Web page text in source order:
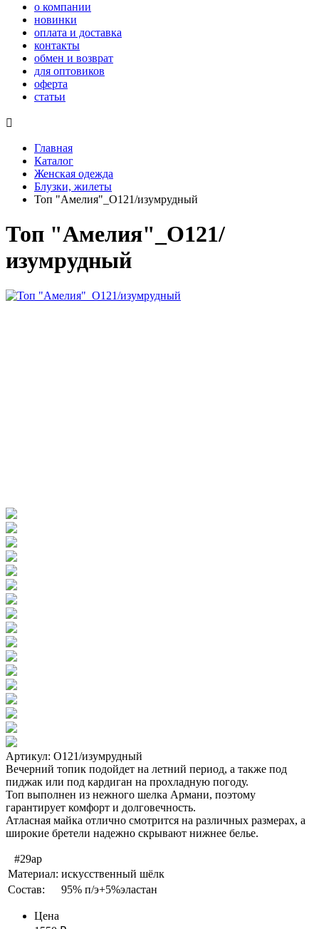
о компании
новинки
оплата и доставка
контакты
обмен и возврат
для оптовиков
оферта
статьи

Главная
Каталог
Женская одежда
Блузки, жилеты
Топ "Амелия"_О121/изумрудный
Топ "Амелия"_О121/
изумрудный
Артикул: О121/изумрудный
Вечерний топик подойдет на летний период, а также под
пиджак или под кардиган на прохладную погоду.
Топ выполнен из нежного шелка Армани, поэтому
гарантирует комфорт и долговечность.
Атласная майка отлично смотрится на различных размерах, а
широкие бретели надежно скрывают нижнее белье.
#29ap
Материал: искусственный шёлк
Состав:
95% п/э+5%эластан
Цена